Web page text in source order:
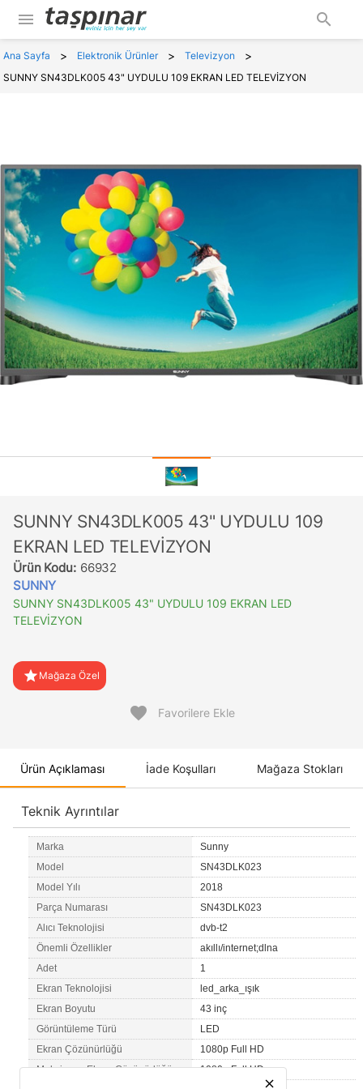
menu search
Ana Sayfa > Elektronik Ürünler > Televizyon >
SUNNY SN43DLK005 43" UYDULU 109 EKRAN LED TELEVİZYON
SUNNY SN43DLK005 43" UYDULU 109
EKRAN LED TELEVİZYON
Ürün Kodu: 66932
SUNNY
SUNNY SN43DLK005 43" UYDULU 109 EKRAN LED
TELEVİZYON
star Mağaza Özel
favorite Favorilere Ekle
Ürün Açıklaması İade Koşulları Mağaza Stokları
Teknik Ayrıntılar
Marka
Sunny
Model
SN43DLK023
Model Yılı
2018
Parça Numarası
SN43DLK023
Alıcı Teknolojisi
dvb-t2
Önemli Özellikler
akıllı/internet;dlna
Adet
1
Ekran Teknolojisi
led_arka_ışık
Ekran Boyutu
43 inç
Görüntüleme Türü
LED
Ekran Çözünürlüğü
1080p Full HD
Maksimum Ekran Çözünürlüğü
1080p Full HD
close